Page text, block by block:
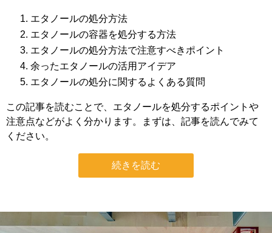
エタノールの処分方法
エタノールの容器を処分する方法
エタノールの処分方法で注意すべきポイント
余ったエタノールの活用アイデア
エタノールの処分に関するよくある質問
この記事を読むことで、エタノールを処分するポイントや
注意点などがよく分かります。まずは、記事を読んでみて
ください。
続きを読む